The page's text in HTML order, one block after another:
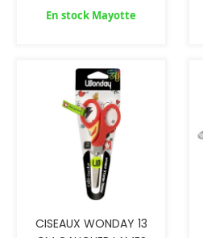
En stock Mayotte
AJOUTER AU PANIER
CISEAUX WONDAY 13